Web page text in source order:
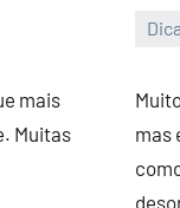
mais
Muitas
mas